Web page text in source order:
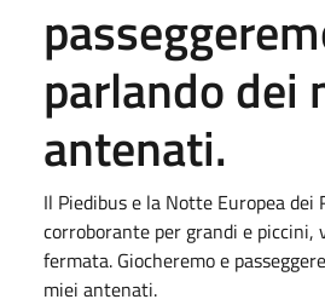
parlando dei
antenati.
Il Piedibus e la Notte Europea dei
corroborante per grandi e piccini,
fermata. Giocheremo e
miei antenati.